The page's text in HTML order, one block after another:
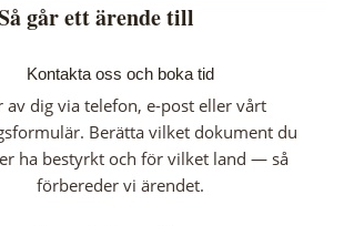
går ett ärende till
Kontakta oss och boka tid
av dig via telefon, e-post eller vårt
Berätta vilket dokument du
ha bestyrkt och för vilket land — så
förbereder vi ärendet.